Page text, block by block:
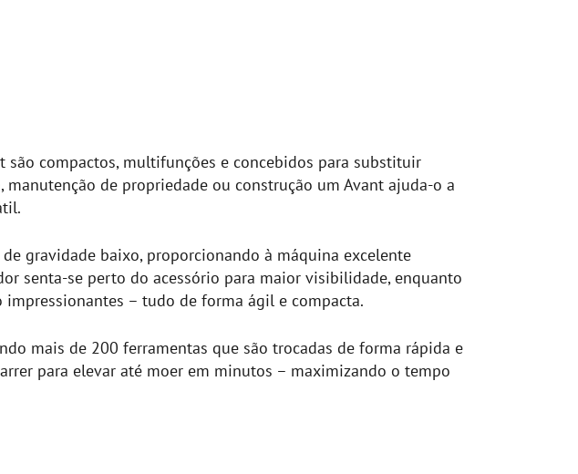
são compactos, multifunções e concebidos para substituir
de propriedade ou construção um Avant ajuda-o a
gravidade baixo, proporcionando à máquina excelente
senta-se perto do acessório para maior visibilidade, enquanto
– tudo de forma ágil e compacta.
mais de 200 ferramentas que são trocadas de forma rápida e
para elevar até moer em minutos – maximizando o tempo